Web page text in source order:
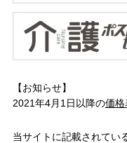
【お知らせ】
2021年4月1日以降の価格
当サイトに記載されてい